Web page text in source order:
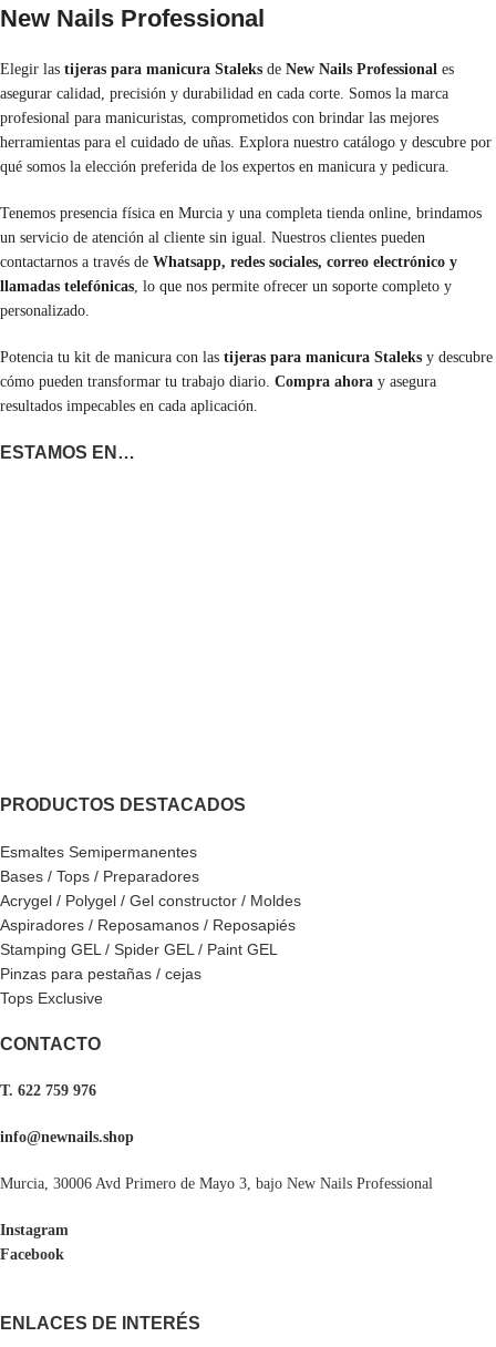
New Nails Professional
Elegir las tijeras para manicura Staleks de New Nails Professional es
asegurar calidad, precisión y durabilidad en cada corte. Somos la marca
profesional para manicuristas, comprometidos con brindar las mejores
herramientas para el cuidado de uñas. Explora nuestro catálogo y descubre por
qué somos la elección preferida de los expertos en manicura y pedicura.
Tenemos presencia física en Murcia y una completa tienda online, brindamos
un servicio de atención al cliente sin igual. Nuestros clientes pueden
contactarnos a través de Whatsapp, redes sociales, correo electrónico y
llamadas telefónicas, lo que nos permite ofrecer un soporte completo y
personalizado.
Potencia tu kit de manicura con las tijeras para manicura Staleks y descubre
cómo pueden transformar tu trabajo diario. Compra ahora y asegura
resultados impecables en cada aplicación.
ESTAMOS EN…
PRODUCTOS DESTACADOS
Esmaltes Semipermanentes
Bases / Tops / Preparadores
Acrygel / Polygel / Gel constructor / Moldes
Aspiradores / Reposamanos / Reposapiés
Stamping GEL / Spider GEL / Paint GEL
Pinzas para pestañas / cejas
Tops Exclusive
CONTACTO
T. 622 759 976
info@newnails.shop
Murcia, 30006 Avd Primero de Mayo 3, bajo New Nails Professional
Instagram
Facebook
ENLACES DE INTERÉS